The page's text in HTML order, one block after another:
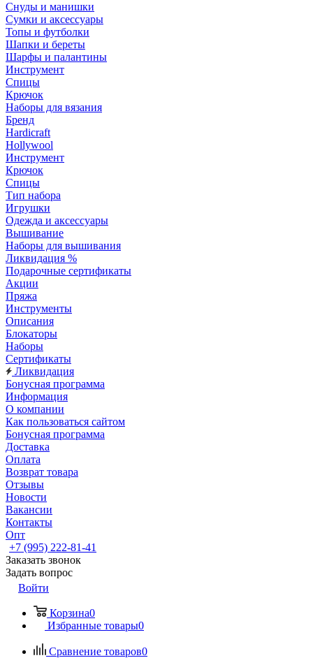
Снуды и манишки
Сумки и аксессуары
Топы и футболки
Шапки и береты
Шарфы и палантины
Инструмент
Спицы
Крючок
Наборы для вязания
Бренд
Hardicraft
Hollywool
Инструмент
Крючок
Спицы
Тип набора
Игрушки
Одежда и аксессуары
Вышивание
Наборы для вышивания
Ликвидация %
Подарочные сертификаты
Акции
Пряжа
Инструменты
Описания
Блокаторы
Наборы
Сертификаты
Ликвидация
Бонусная программа
Информация
О компании
Как пользоваться сайтом
Бонусная программа
Доставка
Оплата
Возврат товара
Отзывы
Новости
Вакансии
Контакты
Опт
+7 (995) 222-81-41
Заказать звонок
Задать вопрос
Войти
Корзина0
Избранные товары0
Сравнение товаров0